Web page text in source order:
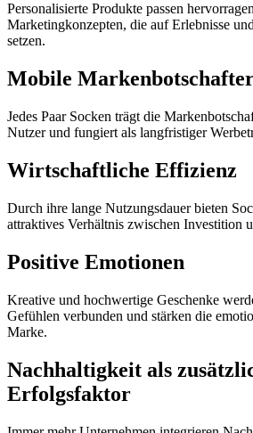
Personalisierte Produkte passen
Marketingkonzepten, die auf Erlebnisse
setzen.
Mobile
Jedes Paar Socken trägt die
Nutzer und fungiert als langfristiger
Wirtschaftliche Effizienz
Durch ihre lange Nutzungsdauer bieten
attraktives Verhältnis zwischen Investition
Positive Emotionen
Kreative und hochwertige Geschenke
Gefühlen verbunden und stärken die
Marke.
Nachhaltigkeit als
Erfolgsfaktor